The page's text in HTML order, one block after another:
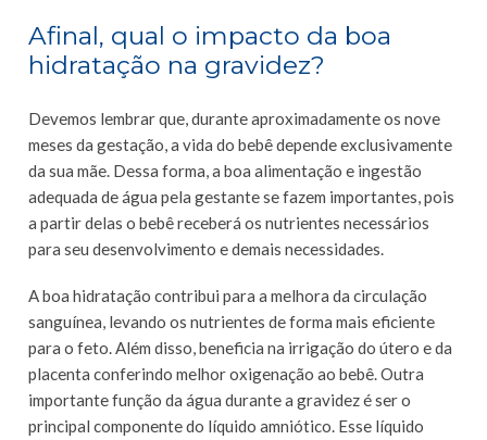
Afinal, qual o impacto da boa
hidratação na gravidez?
Devemos lembrar que, durante aproximadamente os nove
meses da gestação, a vida do bebê depende exclusivamente
da sua mãe. Dessa forma, a boa alimentação e ingestão
adequada de água pela gestante se fazem importantes, pois
a partir delas o bebê receberá os nutrientes necessários
para seu desenvolvimento e demais necessidades.
A boa hidratação contribui para a melhora da circulação
sanguínea, levando os nutrientes de forma mais eficiente
para o feto. Além disso, beneficia na irrigação do útero e da
placenta conferindo melhor oxigenação ao bebê. Outra
importante função da água durante a gravidez é ser o
principal componente do líquido amniótico. Esse líquido